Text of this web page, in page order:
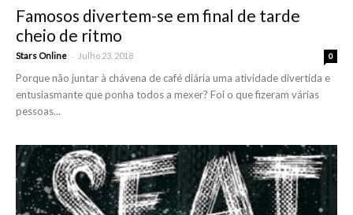
Famosos divertem-se em final de tarde
cheio de ritmo
Stars Online - Julho 23, 2018 0
Porque não juntar à chávena de café diária uma atividade divertida e
entusiasmante que ponha todos a mexer? Foi o que fizeram várias
pessoas...